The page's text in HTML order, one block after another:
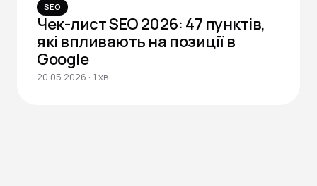
SEO
Чек-лист SEO 2026: 47 пунктів,
які впливають на позиції в
Google
20.05.2026 · 1 хв